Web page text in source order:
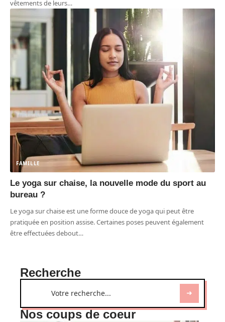
vêtements de leurs…
FAMILLE
Le yoga sur chaise, la nouvelle mode du sport au
bureau ?
Le yoga sur chaise est une forme douce de yoga qui peut être
pratiquée en position assise. Certaines poses peuvent également
être effectuées debout…
Recherche
Nos coups de coeur